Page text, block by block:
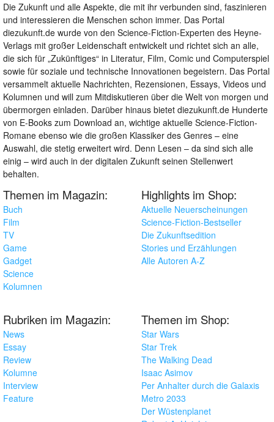
Die Zukunft und alle Aspekte, die mit ihr verbunden sind, faszinieren
und interessieren die Menschen schon immer. Das Portal
diezukunft.de wurde von den Science-Fiction-Experten des Heyne-
Verlags mit großer Leidenschaft entwickelt und richtet sich an alle,
die sich für „Zukünftiges“ in Literatur, Film, Comic und Computerspiel
sowie für soziale und technische Innovationen begeistern. Das Portal
versammelt aktuelle Nachrichten, Rezensionen, Essays, Videos und
Kolumnen und will zum Mitdiskutieren über die Welt von morgen und
übermorgen einladen. Darüber hinaus bietet diezukunft.de Hunderte
von E-Books zum Download an, wichtige aktuelle Science-Fiction-
Romane ebenso wie die großen Klassiker des Genres – eine
Auswahl, die stetig erweitert wird. Denn Lesen – da sind sich alle
einig – wird auch in der digitalen Zukunft seinen Stellenwert
behalten.
Themen im Magazin:
Buch
Film
TV
Game
Gadget
Science
Kolumnen
Highlights im Shop:
Aktuelle Neuerscheinungen
Science-Fiction-Bestseller
Die Zukunftsedition
Stories und Erzählungen
Alle Autoren A-Z
Rubriken im Magazin:
News
Essay
Review
Kolumne
Interview
Feature
Themen im Shop:
Star Wars
Star Trek
The Walking Dead
Isaac Asimov
Per Anhalter durch die Galaxis
Metro 2033
Der Wüstenplanet